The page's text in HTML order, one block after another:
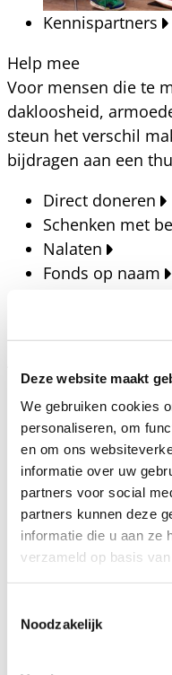
Deze website maakt
We gebruiken cookies
personaliseren, om
en om ons
informatie over uw
partners voor social
partners kunnen deze
informatie die u aan ze
verzameld op basis
Noodzakelijk
Kennispartners
Help mee
Voor mensen die te
dakloosheid,
steun het verschil
bijdragen aan een
Direct doneren
Schenken met
Nalaten
Fonds op naam
Blijf op de hoogte
publicaties en
en onze missie.
Nieuwsberichten
Nieuws
Verhalen
Beeldbanken
Foto's
Agenda